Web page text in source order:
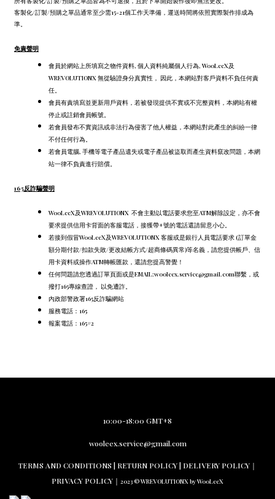
客製化/訂製/預購之單品通常至少需15-21個工作天準備，運送時間將依照實際製作排成為
準。
免責聲明
會員於網站上所填寫之物件資料, 個人資料純屬個人行為, WooLeeX及
WREVOLUTIONX 無從驗證身分真實性， 因此，本網站對客戶資料不負任何責
任。
會員有責填寫並更新用戶資料，若被發現提供不實或不完整資料，本網站有權
停止或註銷會員帳號。
若會員發布不實資訊或非法行為侵害了他人權益，本網站對此產生的糾紛一律
不付任何行為。
若會員電腦, 手機等電子產品遺失或電子產品被盜取而產生資料竄改問題，本網
站一律不負責進行賠償。
165反詐騙聲明
WooLeeX及WREVOLUTIONX 不會主動以電話要求您至ATM解除設定， 亦不會
要求提供信用卡背面的客服電話， 接獲帶+號的電話還請留意小心。
若接到假冒WooLeeX及WREVOLUTIONX 客服或是銀行人員電話要求 (訂單金
額分期付款/扣款失敗/更改結帳方式/超商條碼異常)等名義，請您提供帳戶、信
用卡資料或操作ATM轉帳匯款，還請您提高警覺！
任何問題請您透過訂單頁面或是EMAIL:wooleex.service@gmail.com聯繫，或
撥打165專線查證， 以免遭詐。
內政部警政署165反詐騙網站
服務電話：165
報案電話：165#2
10:00-18:00 GMT+8
wooleex.service@gmail.com
TERMS AND CONDITIONS | RETURN POLICY | DELIVERY POLICY｜
PRIVACY POLICY ｜ 2023 © WREVOLUTIONX by WooLeeX